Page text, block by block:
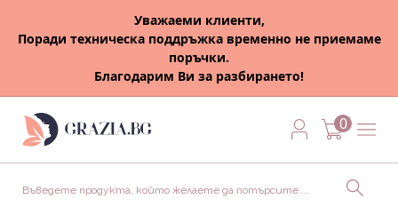
Уважаеми клиенти,
Поради техническа поддръжка временно не приемаме
поръчки.
Благодарим Ви за разбирането!
0